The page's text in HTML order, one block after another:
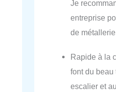
Je
entreprise
de
Rapide à la
font du beau
escalier et